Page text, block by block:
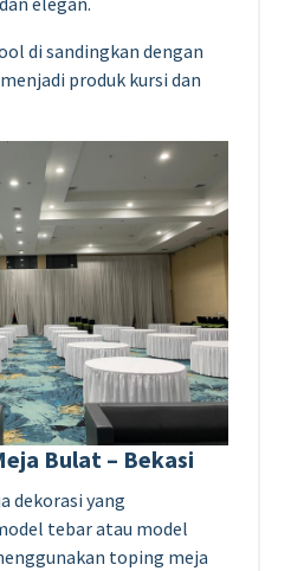
di sandingkan dengan
produk kursi dan
Bulat – Bekasi
dekorasi yang
tebar atau model
toping meja